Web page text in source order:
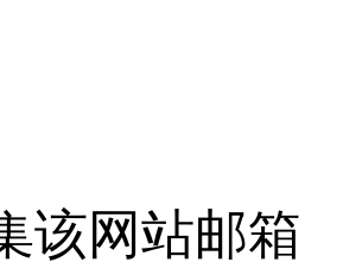
该网站邮箱